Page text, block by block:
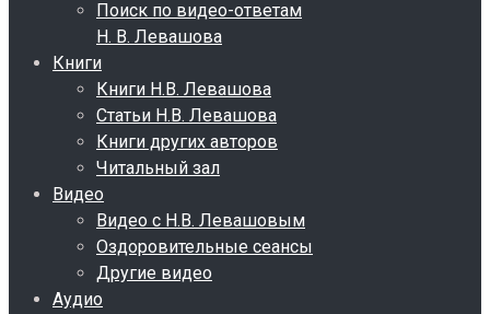
Поиск по видео-ответам
Н. В. Левашова
Книги
Книги Н.В. Левашова
Статьи Н.В. Левашова
Книги других авторов
Читальный зал
Видео
Видео с Н.В. Левашовым
Оздоровительные сеансы
Другие видео
Аудио